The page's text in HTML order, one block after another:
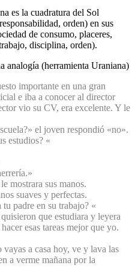
es la cuadratura del Sol
orden) en sus
de consumo, placeres,
disciplina, orden).
analogía (herramienta Uraniana)
importante en una gran
e iba a conocer al director
vio su CV, era excelente. Y le
el joven respondió «no».
estudios? «
mostrara sus manos.
suaves y perfectas.
padre en su trabajo? «
que estudiara y leyera
esas tareas mejor que yo.
a casa hoy, ve y lava las
a verme mañana por la